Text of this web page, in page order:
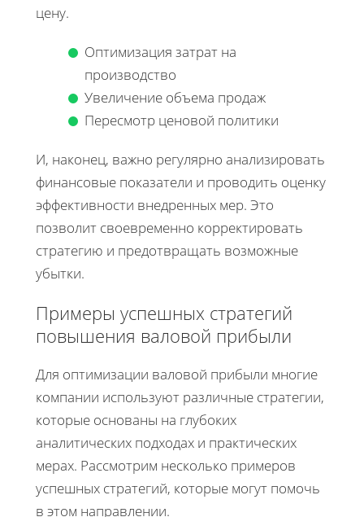
цену.
Оптимизация затрат на
производство
Увеличение объема продаж
Пересмотр ценовой политики
И, наконец, важно регулярно анализировать
финансовые показатели и проводить оценку
эффективности внедренных мер. Это
позволит своевременно корректировать
стратегию и предотвращать возможные
убытки.
Примеры успешных стратегий
повышения валовой прибыли
Для оптимизации валовой прибыли многие
компании используют различные стратегии,
которые основаны на глубоких
аналитических подходах и практических
мерах. Рассмотрим несколько примеров
успешных стратегий, которые могут помочь
в этом направлении.